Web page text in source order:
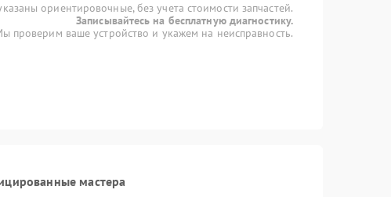
ориентировочные, без учета стоимости запчастей.
Записывайтесь на бесплатную диагностику.
проверим ваше устройство и укажем на неисправность.
мастера